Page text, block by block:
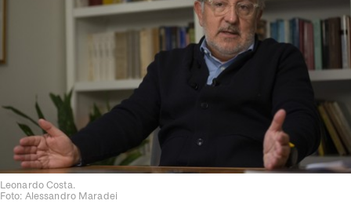
Leonardo Costa.
Foto: Alessandro Maradei